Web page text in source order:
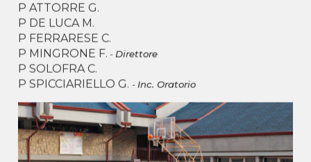
P ATTORRE G.
P DE LUCA M.
P FERRARESE C.
P MINGRONE F. - Direttore
P SOLOFRA C.
P SPICCIARIELLO G. - Inc. Oratorio